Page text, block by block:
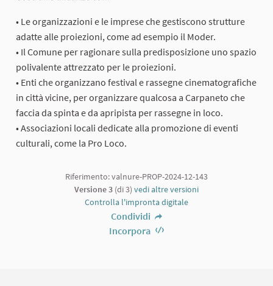
• Le organizzazioni e le imprese che gestiscono strutture
adatte alle proiezioni, come ad esempio il Moder.
• Il Comune per ragionare sulla predisposizione uno spazio
polivalente attrezzato per le proiezioni.
• Enti che organizzano festival e rassegne cinematografiche
in città vicine, per organizzare qualcosa a Carpaneto che
faccia da spinta e da apripista per rassegne in loco.
• Associazioni locali dedicate alla promozione di eventi
culturali, come la Pro Loco.
Riferimento: valnure-PROP-2024-12-143
Versione 3 (di 3) vedi altre versioni
Controlla l'impronta digitale
Condividi
Incorpora